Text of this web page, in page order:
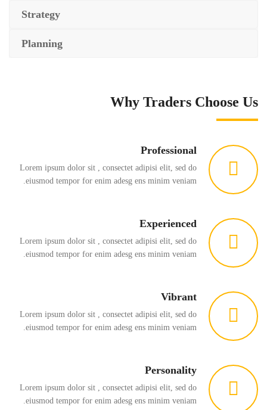
Strategy
Planning
Why Traders Choose Us
Professional
Lorem ipsum dolor sit , consectet adipisi elit, sed do
eiusmod tempor for enim adesg ens minim veniam.
Experienced
Lorem ipsum dolor sit , consectet adipisi elit, sed do
eiusmod tempor for enim adesg ens minim veniam.
Vibrant
Lorem ipsum dolor sit , consectet adipisi elit, sed do
eiusmod tempor for enim adesg ens minim veniam.
Personality
Lorem ipsum dolor sit , consectet adipisi elit, sed do
eiusmod tempor for enim adesg ens minim veniam.